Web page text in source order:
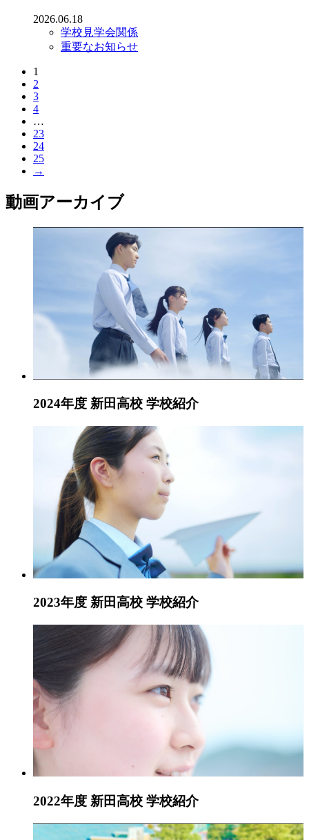
2026.06.18
学校見学会関係
重要なお知らせ
1
2
3
4
…
23
24
25
→
動画アーカイブ
2024年度 新田高校 学校紹介
2023年度 新田高校 学校紹介
2022年度 新田高校 学校紹介